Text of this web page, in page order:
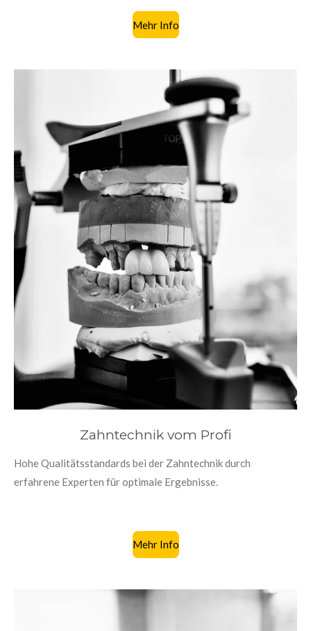
Mehr Info
Zahntechnik vom Profi
Hohe Qualitätsstandards bei der Zahntechnik durch
erfahrene Experten für optimale Ergebnisse.
Mehr Info